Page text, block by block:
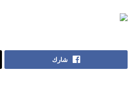
شارك